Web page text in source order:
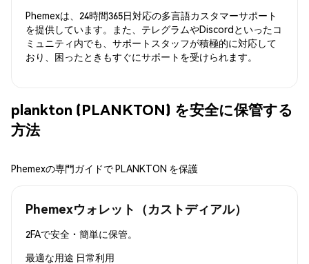
Phemexは、24時間365日対応の多言語カスタマーサポート
を提供しています。また、テレグラムやDiscordといったコ
ミュニティ内でも、サポートスタッフが積極的に対応して
おり、困ったときもすぐにサポートを受けられます。
plankton (PLANKTON) を安全に保管する
方法
Phemexの専門ガイドで PLANKTON を保護
Phemexウォレット（カストディアル）
2FAで安全・簡単に保管。
最適な用途 日常利用